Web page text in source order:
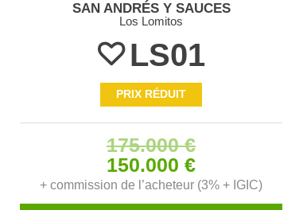
SAN ANDRÉS Y SAUCES
Los Lomitos
LS01
PRIX RÉDUIT
175.000 €
150.000 €
+ commission de l’acheteur (3% + IGIC)